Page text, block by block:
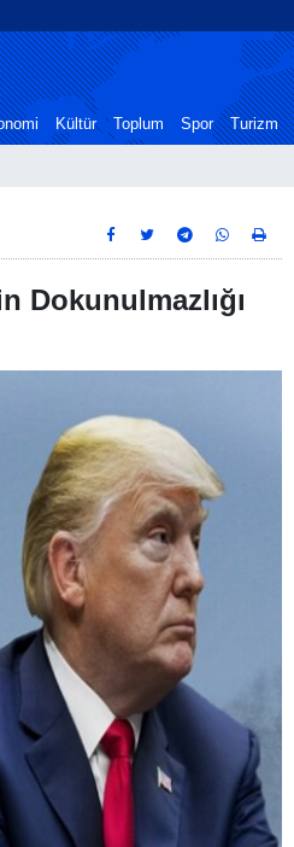
Kültür Toplum Spor Turizm
Dokunulmazlığı